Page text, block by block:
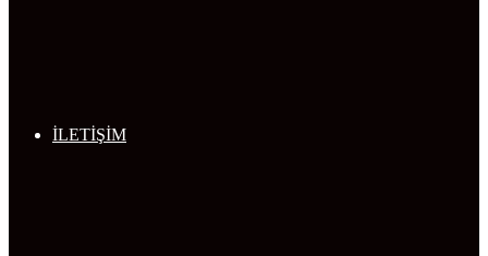
İLETİŞİM